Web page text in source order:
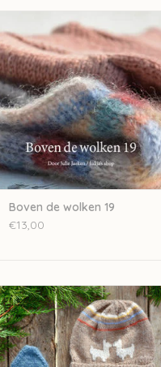
Julija Boven de wolken 19
TOEVOEGEN AAN WINKELWAGEN
Boven de wolken 19
€13,00
Julija Boven de wolken 24 UC
TOEVOEGEN AAN WINKELWAGEN